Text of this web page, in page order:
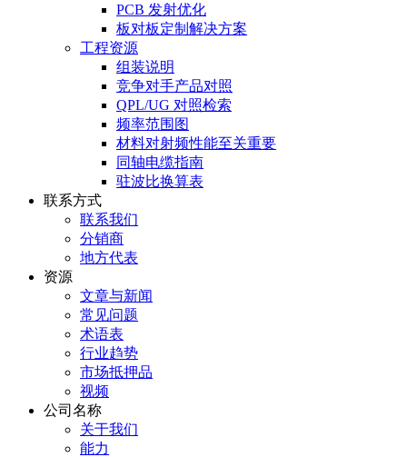
PCB 发射优化
板对板定制解决方案
工程资源
组装说明
竞争对手产品对照
QPL/UG 对照检索
频率范围图
材料对射频性能至关重要
同轴电缆指南
驻波比换算表
联系方式
联系我们
分销商
地方代表
资源
文章与新闻
常见问题
术语表
行业趋势
市场抵押品
视频
公司名称
关于我们
能力